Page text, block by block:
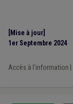
[Mise à jour]
1er Septembre 2024
Accès à l'information